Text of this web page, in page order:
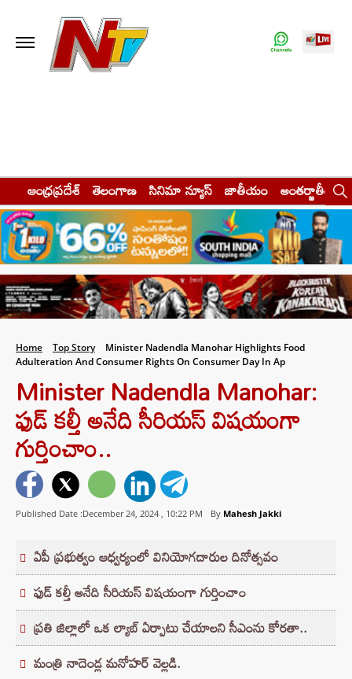
ఆంధ్రప్రదేశ్ తెలంగాణ సినిమా న్యూస్ జాతీయం అంతర్జాతీయం
Home Top Story
Minister Nadendla Manohar Highlights Food
Adulteration And Consumer Rights On Consumer Day In Ap
Minister Nadendla Manohar:
ఫుడ్ కల్తీ అనేది సీరియస్ విషయంగా
గుర్తించాం..
Published Date :December 24, 2024 , 10:22 PM By Mahesh Jakki
ఏపీ ప్రభుత్వం ఆధ్వర్యంలో వినియోగదారుల దినోత్సవం
ఫుడ్ కల్తీ అనేది సీరియస్ విషయంగా గుర్తించాం
ప్రతి జిల్లాలో ఒక ల్యాబ్ ఏర్పాటు చేయాలని సీఎంను కోరతా..
మంత్రి నాదెండ్ల మనోహర్ వెల్లడి.